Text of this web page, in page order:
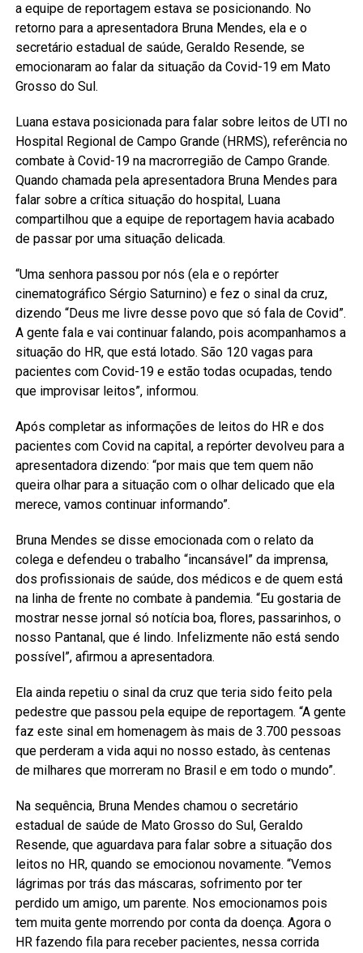
a equipe de reportagem estava se posicionando. No
retorno para a apresentadora Bruna Mendes, ela e o
secretário estadual de saúde, Geraldo Resende, se
emocionaram ao falar da situação da Covid-19 em Mato
Grosso do Sul.
Luana estava posicionada para falar sobre leitos de UTI no
Hospital Regional de Campo Grande (HRMS), referência no
combate à Covid-19 na macrorregião de Campo Grande.
Quando chamada pela apresentadora Bruna Mendes para
falar sobre a crítica situação do hospital, Luana
compartilhou que a equipe de reportagem havia acabado
de passar por uma situação delicada.
“Uma senhora passou por nós (ela e o repórter
cinematográfico Sérgio Saturnino) e fez o sinal da cruz,
dizendo “Deus me livre desse povo que só fala de Covid”.
A gente fala e vai continuar falando, pois acompanhamos a
situação do HR, que está lotado. São 120 vagas para
pacientes com Covid-19 e estão todas ocupadas, tendo
que improvisar leitos”, informou.
Após completar as informações de leitos do HR e dos
pacientes com Covid na capital, a repórter devolveu para a
apresentadora dizendo: “por mais que tem quem não
queira olhar para a situação com o olhar delicado que ela
merece, vamos continuar informando”.
Bruna Mendes se disse emocionada com o relato da
colega e defendeu o trabalho “incansável” da imprensa,
dos profissionais de saúde, dos médicos e de quem está
na linha de frente no combate à pandemia. “Eu gostaria de
mostrar nesse jornal só notícia boa, flores, passarinhos, o
nosso Pantanal, que é lindo. Infelizmente não está sendo
possível”, afirmou a apresentadora.
Ela ainda repetiu o sinal da cruz que teria sido feito pela
pedestre que passou pela equipe de reportagem. “A gente
faz este sinal em homenagem às mais de 3.700 pessoas
que perderam a vida aqui no nosso estado, às centenas
de milhares que morreram no Brasil e em todo o mundo”.
Na sequência, Bruna Mendes chamou o secretário
estadual de saúde de Mato Grosso do Sul, Geraldo
Resende, que aguardava para falar sobre a situação dos
leitos no HR, quando se emocionou novamente. “Vemos
lágrimas por trás das máscaras, sofrimento por ter
perdido um amigo, um parente. Nos emocionamos pois
tem muita gente morrendo por conta da doença. Agora o
HR fazendo fila para receber pacientes, nessa corrida